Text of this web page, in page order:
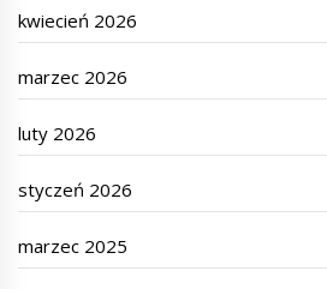
kwiecień 2026
marzec 2026
luty 2026
styczeń 2026
marzec 2025